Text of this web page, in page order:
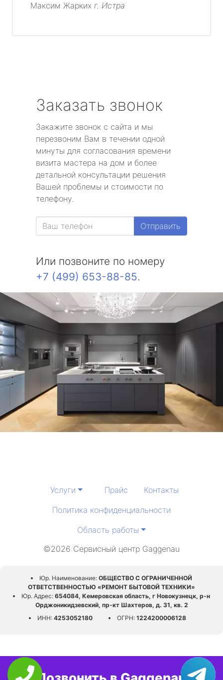
Максим Жарких г. Истра
Заказать звонок
Закажите звонок с сайта и мы
перезвоним Вам в течении одной
минуты для согласования времени
визита мастера на дом и более
детальной консультации решения
Вашей проблемы и стоимости по
телефону.
Отправить
Или позвоните по номеру
+7 (499) 653-88-85.
Услуги Прайс
Контакты
Политика конфиденциальности
Область работы
©2026 Сервисный центр Gaggenau
Юр. Наименование: ОБЩЕСТВО С ОГРАНИЧЕННОЙ
ОТВЕТСТВЕННОСТЬЮ «РЕМОНТ БЫТОВОЙ ТЕХНИКИ»
Юр. Адрес: 654084, Кемеровская область, г Новокузнецк, р-н
Орджоникидзевский, пр-кт Шахтеров, д. 31, кв. 2
ИНН: 4253052180 ОГРН: 1224200006128